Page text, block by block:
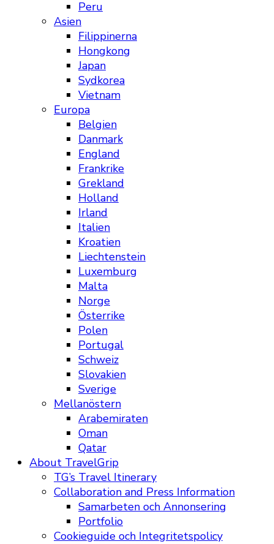
Peru
Asien
Filippinerna
Hongkong
Japan
Sydkorea
Vietnam
Europa
Belgien
Danmark
England
Frankrike
Grekland
Holland
Irland
Italien
Kroatien
Liechtenstein
Luxemburg
Malta
Norge
Österrike
Polen
Portugal
Schweiz
Slovakien
Sverige
Mellanöstern
Arabemiraten
Oman
Qatar
About TravelGrip
TG’s Travel Itinerary
Collaboration and Press Information
Samarbeten och Annonsering
Portfolio
Cookieguide och Integritetspolicy